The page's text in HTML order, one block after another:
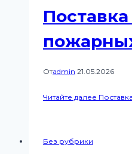
Отadmin 21.05.2026
Читайте далее
Без рубрики